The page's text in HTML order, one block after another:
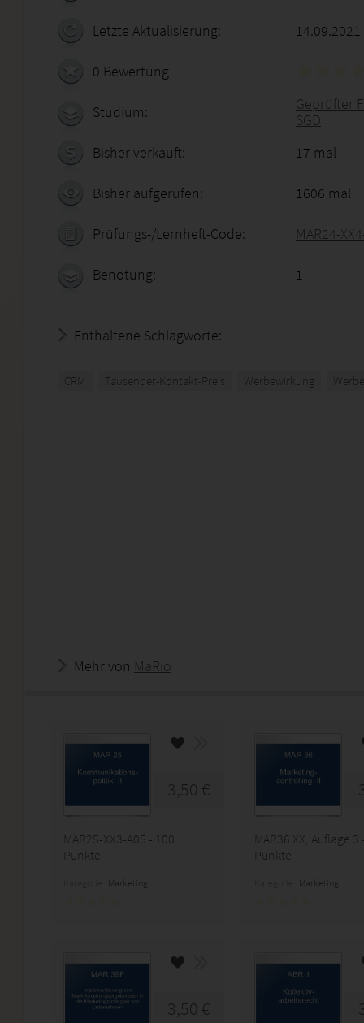
Letzte Aktualisierung: 14.09.2021
0 Bewertung
Studium:
Geprüfter
SGD
Bisher verkauft:
17 mal
Bisher aufgerufen: 1606 mal
Prüfungs-/Lernheft-Code: MAR24-
Benotung: 1
Enthaltene Schlagworte:
CRM Tausender-Kontakt-Preis Werbewirkung
Mehr von MaRio
3,50 €
MAR25-XX3-A05 - 100
Punkte
Marketing
MAR36 XX, Auflage 3
Punkte
Marketing
3,50 €